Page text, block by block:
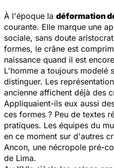
À l'époque la déformation
courante. Elle marque une
sociale, sans doute
formes, le crâne est
naissance quand il est
L'homme a toujours modelé
distinguer. Les
ancienne affichent déjà des
Appliquaient-ils eux aussi
ces formes ? Peu de textes
pratiques. Les équipes du
en ce moment sur d'autres
Ancon, une nécropole pré-
de Lima.